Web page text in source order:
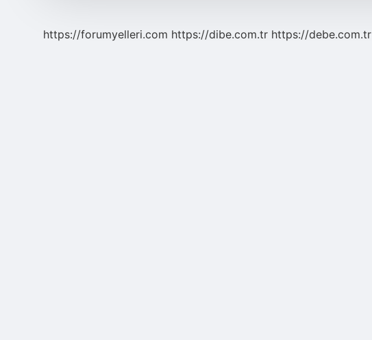
https://forumyelleri.com https://dibe.com.tr https://debe.com.tr